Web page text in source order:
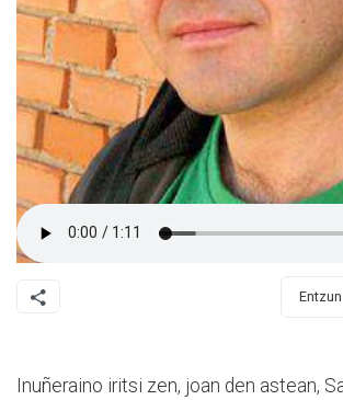
Entzun
Inuñeraino iritsi zen, joan den astean,